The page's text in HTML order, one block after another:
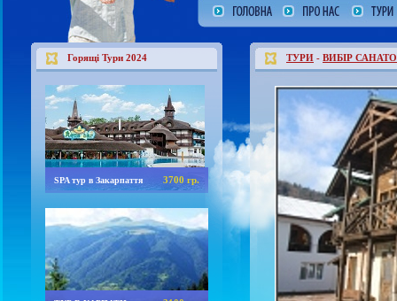
Горящі Тури 2024
SPA тур в Закарпаття 3700 гр.
ТУРИ - ВИБІР